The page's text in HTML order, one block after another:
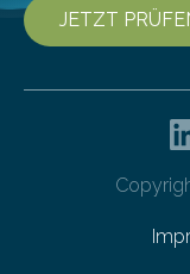
JETZT